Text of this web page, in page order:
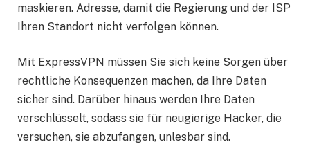
maskieren. Adresse, damit die Regierung und der ISP
Ihren Standort nicht verfolgen können.
Mit ExpressVPN müssen Sie sich keine Sorgen über
rechtliche Konsequenzen machen, da Ihre Daten
sicher sind. Darüber hinaus werden Ihre Daten
verschlüsselt, sodass sie für neugierige Hacker, die
versuchen, sie abzufangen, unlesbar sind.